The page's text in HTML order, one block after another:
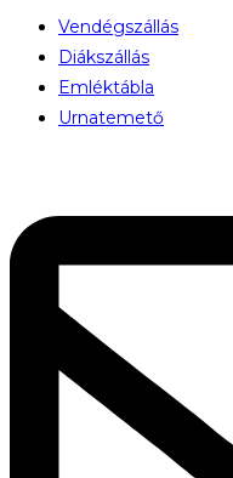
Vendégszállás
Diákszállás
Emléktábla
Urnatemető